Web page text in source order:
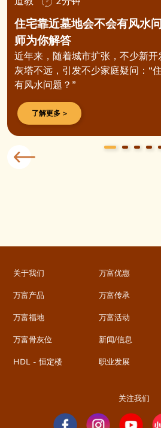
住宅靠近墓地会不会有风水
师为你解答
近年来，随着城市扩张，不少新
灰塔不远，引发不少家庭疑问：“
有风水问题？”
了解更多 >
关于我们
万富产品
万富福地
万富骨灰位
HDL - 恒定楼
万富优惠
万富传承
万富活动
新闻/信息
职业发展
关注我们